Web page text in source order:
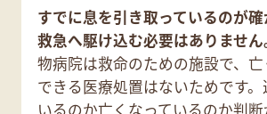
すでに息を引き取っているのが
救急へ駆け込む必要はありません
物病院は救命のための施設で、
できる医療処置はないためです。